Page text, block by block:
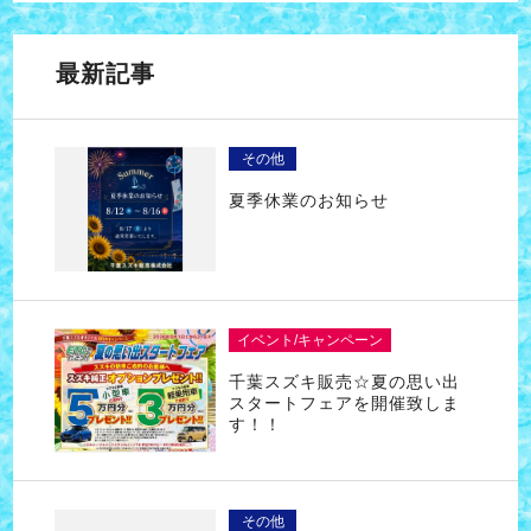
最新記事
その他
夏季休業のお知らせ
イベント/キャンペーン
千葉スズキ販売☆夏の思い出
スタートフェアを開催致しま
す！！
その他